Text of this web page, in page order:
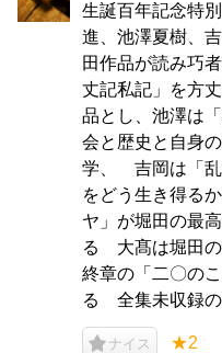
生誕百年記念特
進、池澤夏樹、
田作品が読み巧
丈記私記」を方
品とし、池澤は
会と歴史と自身
学、 吉岡は「乱
をどう生き得る
ヤ」が堀田の最
る 大髙は堀田
終章の「二〇の
る 全集未収録の
ナイス ★2